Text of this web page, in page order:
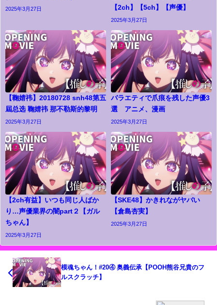
2025年3月27日
【2ch】【5ch】【声優】
2025年3月27日
【鞠婧祎】20180728 snh48第五
屆总选 鞠婧祎 那不勒斯的黎明
2025年3月27日
バラエティで爪痕を残した声優3
選 アニメ、漫画
2025年3月27日
【2ch有益】いつも同じ人ばか
り…声優業界の闇part２【ガル
ちゃん】
2025年3月27日
【SKE48】かきれながヤバい
【倉島杏実】
2025年3月27日
模魂ちゃん！#20④ 奥義伝承【POOH熊谷兄貴のフ
ルスクラッチ】